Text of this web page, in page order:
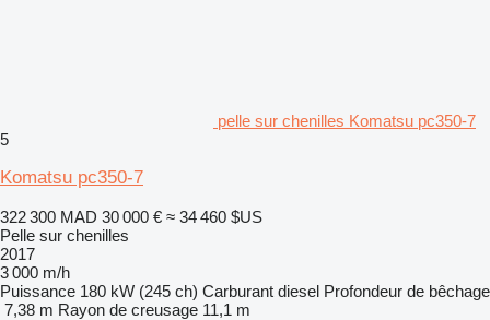
pelle sur chenilles Komatsu pc350-7
5
Komatsu pc350-7
322 300 MAD 30 000 € ≈ 34 460 $US
Pelle sur chenilles
2017
3 000 m/h
Puissance 180 kW (245 ch) Carburant diesel Profondeur de bêchage
7,38 m Rayon de creusage 11,1 m